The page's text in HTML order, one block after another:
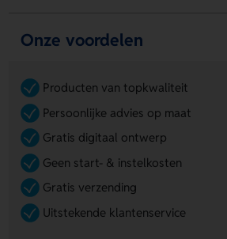
Onze voordelen
Producten van topkwaliteit
Persoonlijke advies op maat
Gratis digitaal ontwerp
Geen start- & instelkosten
Gratis verzending
Uitstekende klantenservice